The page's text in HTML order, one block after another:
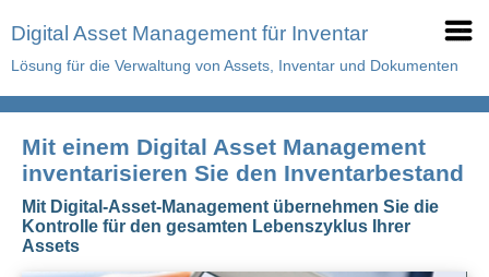
Digital Asset Management für Inventar
Lösung für die Verwaltung von Assets, Inventar und Dokumenten
Mit einem Digital Asset Management
inventarisieren Sie den Inventarbestand
Mit Digital-Asset-Management übernehmen Sie die
Kontrolle für den gesamten Lebenszyklus Ihrer
Assets